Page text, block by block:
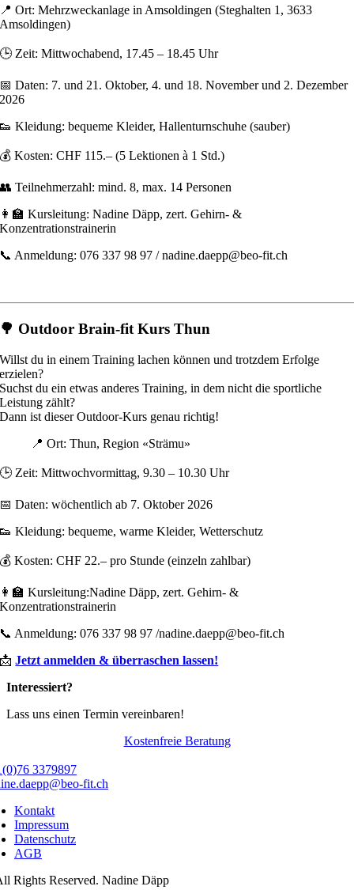
📍 Ort: Mehrzweckanlage in Amsoldingen (Steghalten 1, 3633
Amsoldingen)
🕒 Zeit: Mittwochabend, 17.45 – 18.45 Uhr
📅 Daten: 7. und 21. Oktober, 4. und 18. November und 2. Dezember
2026
👟 Kleidung: bequeme Kleider, Hallenturnschuhe (sauber)
💰 Kosten: CHF 115.– (5 Lektionen à 1 Std.)
👥 Teilnehmerzahl: mind. 8, max. 14 Personen
👩‍🏫 Kursleitung: Nadine Däpp, zert. Gehirn- &
Konzentrationstrainerin
📞 Anmeldung: 076 337 98 97 / nadine.daepp@beo-fit.ch
🌳 Outdoor Brain-fit Kurs Thun
Willst du in einem Training lachen können und trotzdem Erfolge
erzielen?
Suchst du ein etwas anderes Training, in dem nicht die sportliche
Leistung zählt?
Dann ist dieser Outdoor-Kurs genau richtig!
📍 Ort: Thun, Region «Strämu»
🕒 Zeit: Mittwochvormittag, 9.30 – 10.30 Uhr
📅 Daten: wöchentlich ab 7. Oktober 2026
👟 Kleidung: bequeme, warme Kleider, Wetterschutz
💰 Kosten: CHF 22.– pro Stunde (einzeln zahlbar)
👩‍🏫 Kursleitung:Nadine Däpp, zert. Gehirn- &
Konzentrationstrainerin
📞 Anmeldung: 076 337 98 97 /nadine.daepp@beo-fit.ch
📩Jetzt anmelden & überraschen lassen!
Interessiert?
Lass uns einen Termin vereinbaren!
Kostenfreie Beratung
3379897
fit.ch
Kontakt
Impressum
Datenschutz
AGB
Rights Reserved. Nadine Däpp